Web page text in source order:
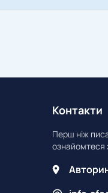
Контакти
Перш ніж
ознайомтеся